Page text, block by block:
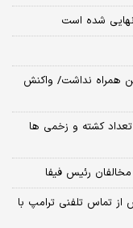
نهایی شده است
همراه نداشت/ واکنش
کشته و زخمی ها
رئیس فیفا
از تماس تلفنی ترامپ با